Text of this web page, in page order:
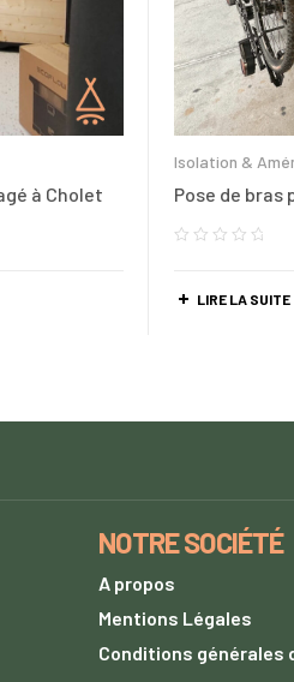
à Cholet
Isolation &
Pose de
LIRE LA SUITE
NOTRE SOCIÉTÉ
A propos
Mentions Légales
Conditions générales